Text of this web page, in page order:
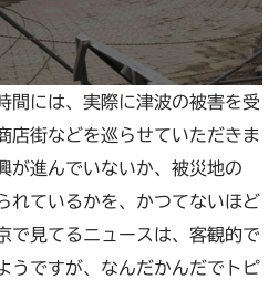
間には、実際に津波の被害を受
店街などを巡らせていただきま
が進んでいないか、被災地の
れているかを、かつてないほど
で見てるニュースは、客観的で
うですが、なんだかんだでトピ